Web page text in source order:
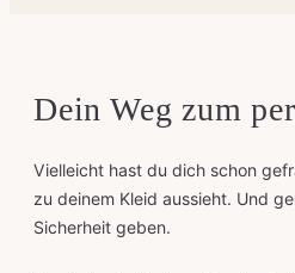
Dein Weg zum
Vielleicht hast du dich schon
zu deinem Kleid aussieht. Und
Sicherheit geben.